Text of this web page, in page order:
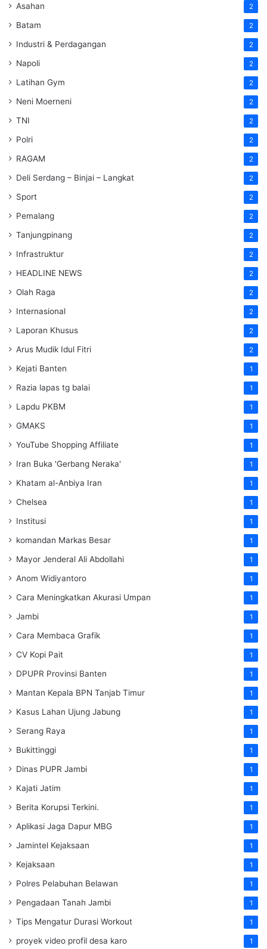
Asahan 2
Batam 2
Industri & Perdagangan 2
Napoli 2
Latihan Gym 2
Neni Moerneni 2
TNI 2
Polri 2
RAGAM 2
Deli Serdang – Binjai – Langkat 2
Sport 2
Pemalang 2
Tanjungpinang 2
Infrastruktur 2
HEADLINE NEWS 2
Olah Raga 2
Internasional 2
Laporan Khusus 2
Arus Mudik Idul Fitri 2
Kejati Banten 1
Razia lapas tg balai 1
Lapdu PKBM 1
GMAKS 1
YouTube Shopping Affiliate 1
Iran Buka 'Gerbang Neraka' 1
Khatam al-Anbiya Iran 1
Chelsea 1
Institusi 1
komandan Markas Besar 1
Mayor Jenderal Ali Abdollahi 1
Anom Widiyantoro 1
Cara Meningkatkan Akurasi Umpan 1
Jambi 1
Cara Membaca Grafik 1
CV Kopi Pait 1
DPUPR Provinsi Banten 1
Mantan Kepala BPN Tanjab Timur 1
Kasus Lahan Ujung Jabung 1
Serang Raya 1
Bukittinggi 1
Dinas PUPR Jambi 1
Kajati Jatim 1
Berita Korupsi Terkini. 1
Aplikasi Jaga Dapur MBG 1
Jamintel Kejaksaan 1
Kejaksaan 1
Polres Pelabuhan Belawan 1
Pengadaan Tanah Jambi 1
Tips Mengatur Durasi Workout 1
proyek video profil desa karo 1